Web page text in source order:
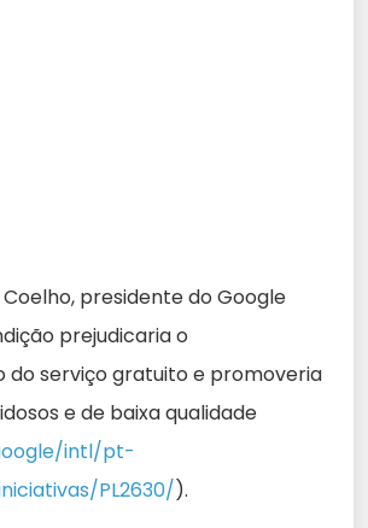
presidente do Google
prejudicaria o
do serviço gratuito e promoveria
e de baixa qualidade
intl/pt-
PL2630/).